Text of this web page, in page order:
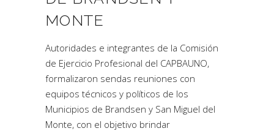
MONTE
Autoridades e integrantes de la Comisión
de Ejercicio Profesional del CAPBAUNO,
formalizaron sendas reuniones con
equipos técnicos y políticos de los
Municipios de Brandsen y San Miguel del
Monte, con el objetivo brindar